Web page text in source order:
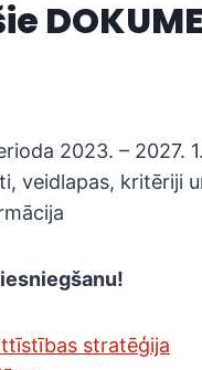
2023. – 2027.
veidlapas, kritēriji
stratēģija